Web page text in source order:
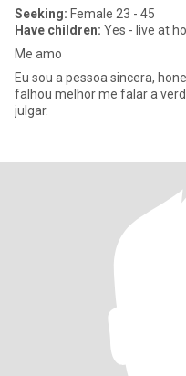
Seeking: Female 23 - 45
Have children: Yes - live at
Me amo
Eu sou a pessoa sincera,
falhou melhor me falar a
julgar.